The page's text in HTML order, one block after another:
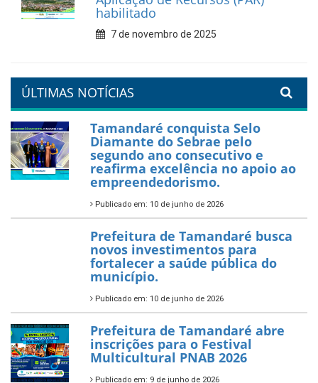
valorização da educação
7 de fevereiro de 2026
orla da cidade.
PartiuENEM — Prefeitura
garante transporte gratuito
para os estudantes
7 de novembro de 2025
Política Nacional Aldir Blanc
— Tamandaré tem Plano de
Aplicação de Recursos (PAR)
habilitado
7 de novembro de 2025
ÚLTIMAS NOTÍCIAS
Tamandaré conquista Selo
Diamante do Sebrae pelo